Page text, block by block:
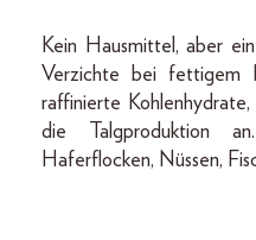
Kein Hausmittel, aber
Verzichte bei fettigem
raffinierte
die Talgproduktion
Haferflocken, Nüssen,